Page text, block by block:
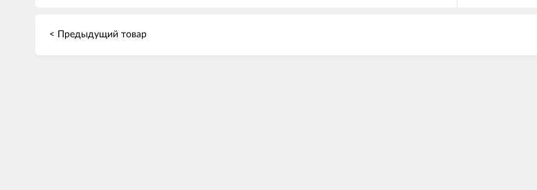
< Предыдущий товар